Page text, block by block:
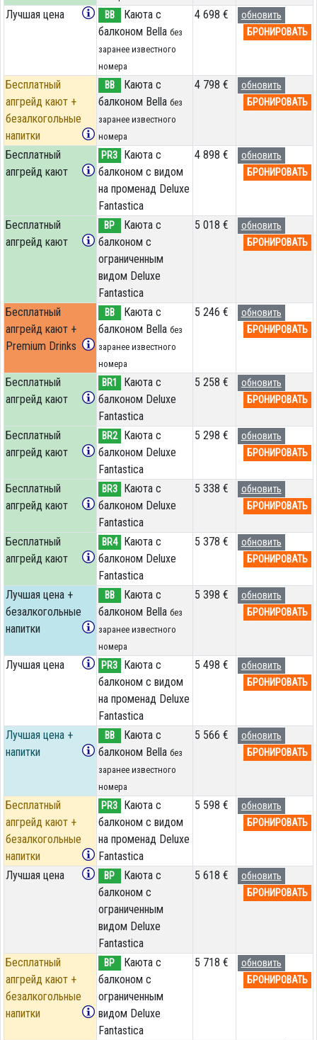
Лучшая цена BB
Каюта с
балконом Bella без
заранее известного
номера
4 698 €
обновить
БРОНИРОВАТЬ
Бесплатный
апгрейд кают +
безалкогольные
напитки
BB
Каюта с
балконом Bella без
заранее известного
номера
4 798 €
обновить
БРОНИРОВАТЬ
Бесплатный
апгрейд кают
PR3
Каюта с
балконом с видом
на променад Deluxe
Fantastica
4 898 €
обновить
БРОНИРОВАТЬ
Бесплатный
апгрейд кают
BP
Каюта с
балконом c
ограниченным
видом Deluxe
Fantastica
5 018 €
обновить
БРОНИРОВАТЬ
Бесплатный
апгрейд кают +
Premium Drinks
BB
Каюта с
балконом Bella без
заранее известного
номера
5 246 €
обновить
БРОНИРОВАТЬ
Бесплатный
апгрейд кают
BR1
Каюта с
балконом Deluxe
Fantastica
5 258 €
обновить
БРОНИРОВАТЬ
Бесплатный
апгрейд кают
BR2
Каюта с
балконом Deluxe
Fantastica
5 298 €
обновить
БРОНИРОВАТЬ
Бесплатный
апгрейд кают
BR3
Каюта с
балконом Deluxe
Fantastica
5 338 €
обновить
БРОНИРОВАТЬ
Бесплатный
апгрейд кают
BR4
Каюта с
балконом Deluxe
Fantastica
5 378 €
обновить
БРОНИРОВАТЬ
Лучшая цена +
безалкогольные
напитки
BB
Каюта с
балконом Bella без
заранее известного
номера
5 398 €
обновить
БРОНИРОВАТЬ
Лучшая цена PR3
Каюта с
балконом с видом
на променад Deluxe
Fantastica
5 498 €
обновить
БРОНИРОВАТЬ
Лучшая цена +
напитки
BB
Каюта с
балконом Bella без
заранее известного
номера
5 566 €
обновить
БРОНИРОВАТЬ
Бесплатный
апгрейд кают +
безалкогольные
напитки
PR3
Каюта с
балконом с видом
на променад Deluxe
Fantastica
5 598 €
обновить
БРОНИРОВАТЬ
Лучшая цена BP
Каюта с
балконом c
ограниченным
видом Deluxe
Fantastica
5 618 €
обновить
БРОНИРОВАТЬ
Бесплатный
апгрейд кают +
безалкогольные
напитки
BP
Каюта с
балконом c
ограниченным
видом Deluxe
Fantastica
5 718 €
обновить
БРОНИРОВАТЬ